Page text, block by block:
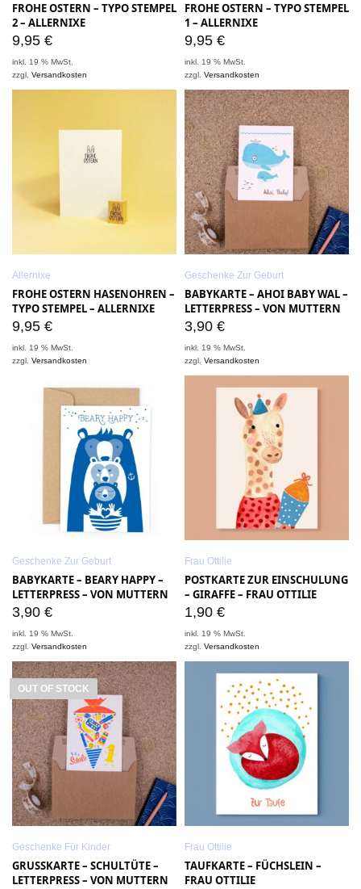
FROHE OSTERN – TYPO STEMPEL
2 – ALLERNIXE
9,95 €
inkl. 19 % MwSt.
zzgl.Versandkosten
FROHE OSTERN – TYPO STEMPEL
1 – ALLERNIXE
9,95 €
inkl. 19 % MwSt.
zzgl.Versandkosten
Allernixe
FROHE OSTERN HASENOHREN –
TYPO STEMPEL – ALLERNIXE
9,95 €
inkl. 19 % MwSt.
zzgl.Versandkosten
Geschenke Zur Geburt
BABYKARTE – AHOI BABY WAL –
LETTERPRESS – VON MUTTERN
3,90 €
inkl. 19 % MwSt.
zzgl.Versandkosten
Geschenke Zur Geburt
BABYKARTE – BEARY HAPPY –
LETTERPRESS – VON MUTTERN
3,90 €
inkl. 19 % MwSt.
zzgl.Versandkosten
Frau Ottilie
POSTKARTE ZUR EINSCHULUNG
– GIRAFFE – FRAU OTTILIE
1,90 €
inkl. 19 % MwSt.
zzgl.Versandkosten
OUT OF STOCK
Geschenke Für Kinder
GRUSSKARTE – SCHULTÜTE – L
ETTERPRESS – VON MUTTERN
Frau Ottilie
TAUFKARTE – FÜCHSLEIN –
FRAU OTTILIE